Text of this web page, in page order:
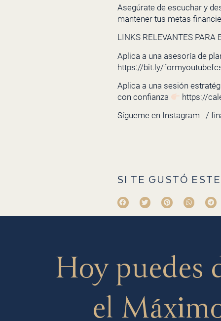
Asegúrate de escuchar y
mantener tus metas
LINKS RELEVANTES PARA
Aplica a una asesoría de
https://bit.ly/
Aplica a una sesión
con confianza
https://
Sígueme en Instagram
/
SI TE GUSTÓ
Hoy puedes
el